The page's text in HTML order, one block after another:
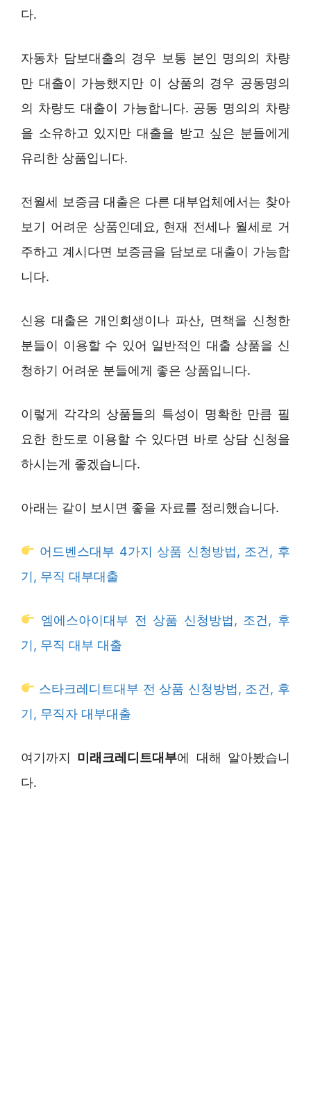
다.
자동차 담보대출의 경우 보통 본인 명의의 차량
만 대출이 가능했지만 이 상품의 경우 공동명의
의 차량도 대출이 가능합니다. 공동 명의의 차량
을 소유하고 있지만 대출을 받고 싶은 분들에게
유리한 상품입니다.
전월세 보증금 대출은 다른 대부업체에서는 찾아
보기 어려운 상품인데요, 현재 전세나 월세로 거
주하고 계시다면 보증금을 담보로 대출이 가능합
니다.
신용 대출은 개인회생이나 파산, 면책을 신청한
분들이 이용할 수 있어 일반적인 대출 상품을 신
청하기 어려운 분들에게 좋은 상품입니다.
이렇게 각각의 상품들의 특성이 명확한 만큼 필
요한 한도로 이용할 수 있다면 바로 상담 신청을
하시는게 좋겠습니다.
아래는 같이 보시면 좋을 자료를 정리했습니다.
어드벤스대부 4가지 상품 신청방법, 조건, 후
기, 무직 대부대출
엠에스아이대부 전 상품 신청방법, 조건, 후
기, 무직 대부 대출
스타크레디트대부 전 상품 신청방법, 조건, 후
기, 무직자 대부대출
여기까지 미래크레디트대부에 대해 알아봤습니
다.